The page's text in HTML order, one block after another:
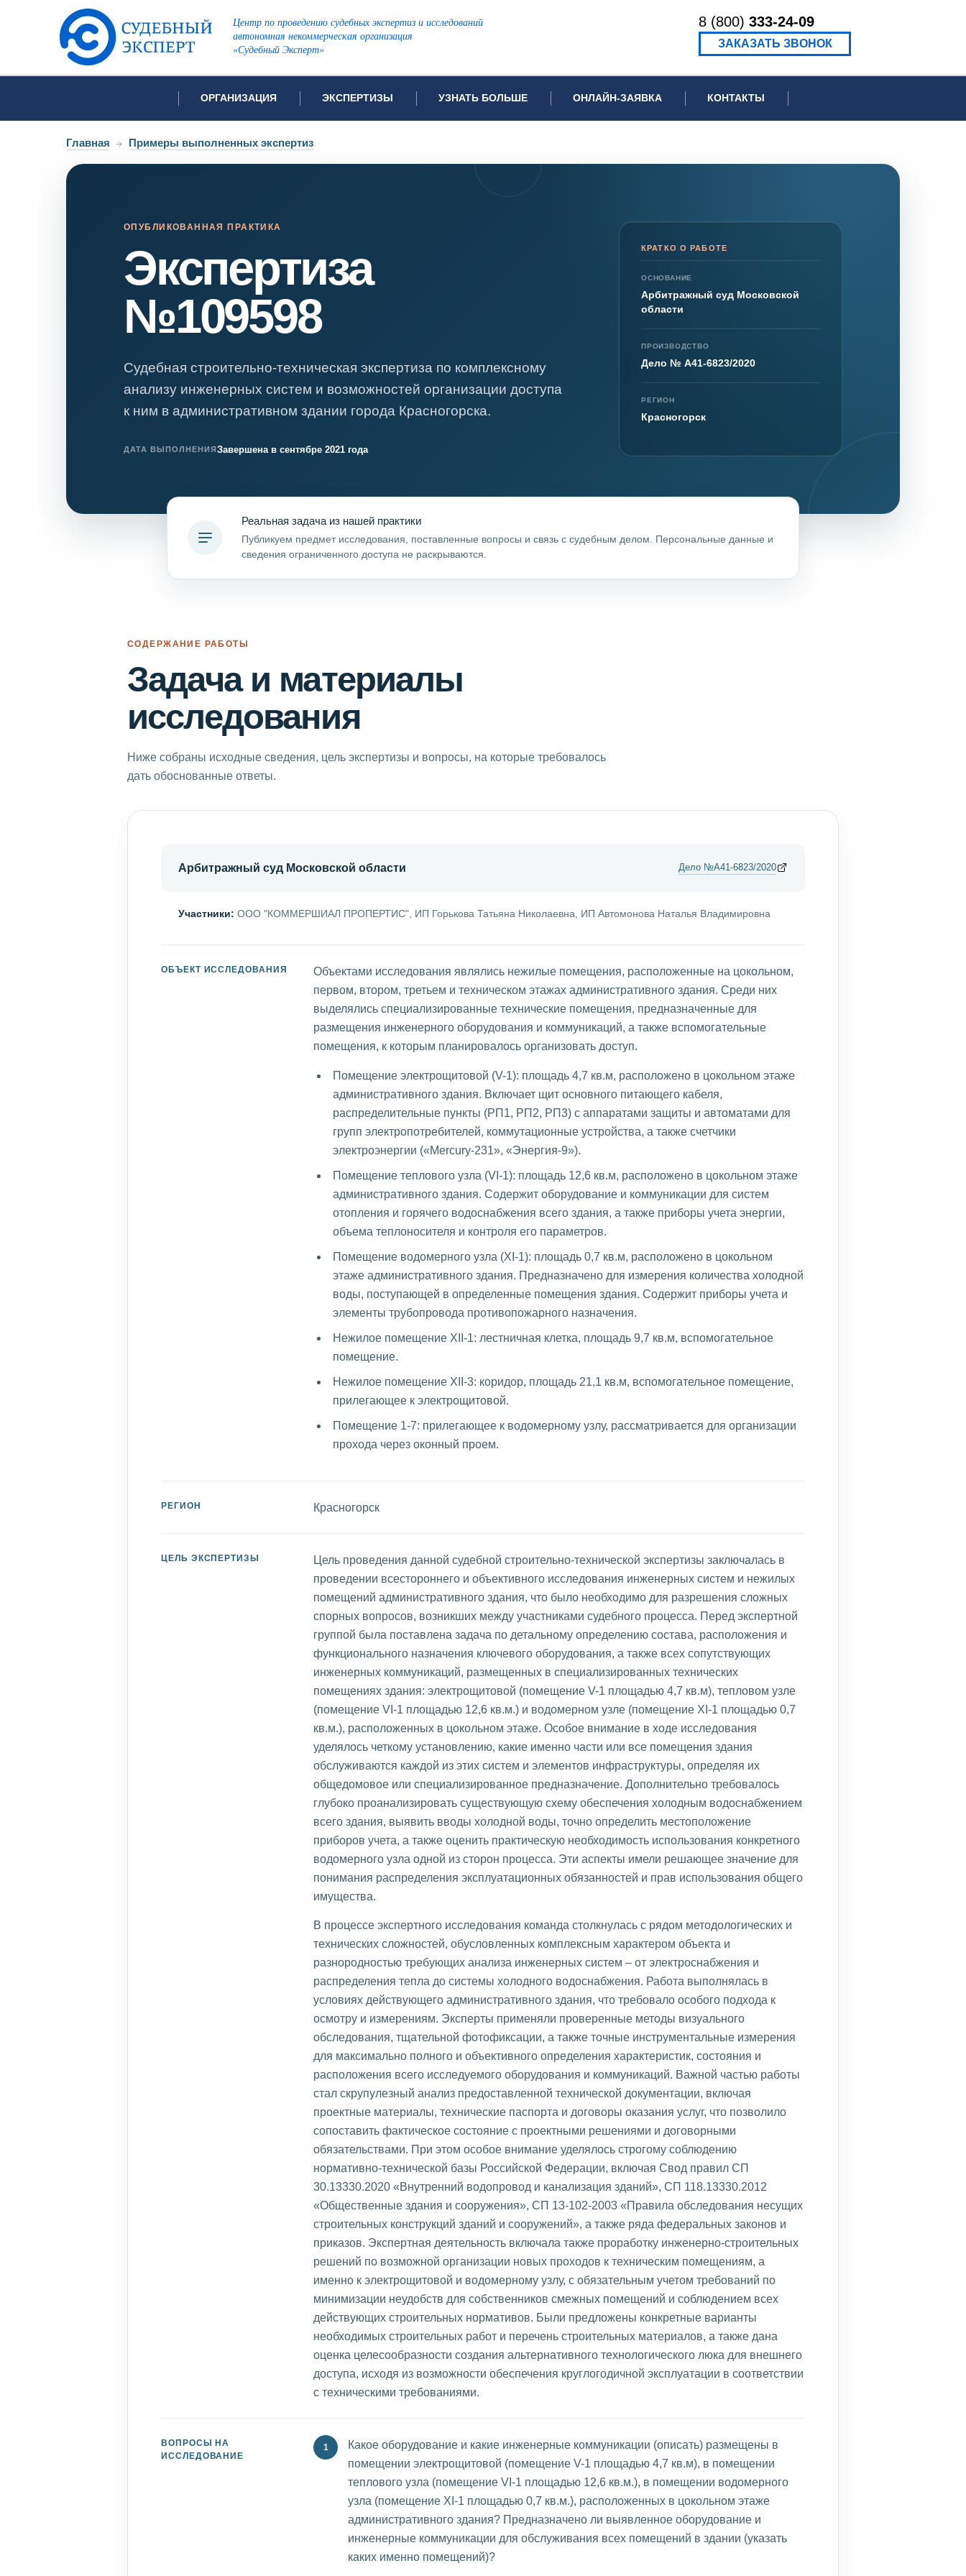
Центр по проведению судебных экспертиз и исследований
автономная некоммерческая организация
«Судебный Эксперт»
8 (800) 333-24-09
ЗАКАЗАТЬ ЗВОНОК
ОРГАНИЗАЦИЯ
Об организации
Лицензии и аккредитации
Для СМИ
Политика конфиденциальности
ЭКСПЕРТИЗЫ
Список всех видов проводимых экспертиз
Видеотехническая экспертиза
Лингвистическая экспертиза
Оценочная экспертиза
Пожарно-техническая экспертиза
Психиатрическая экспертиза
Фоноскопическая экспертиза
Химическая экспертиза
Экономическая экспертиза
Экспертиза давности создания документа
УЗНАТЬ БОЛЬШЕ
Видео
Частые вопросы
ОНЛАЙН-ЗАЯВКА
Заявка на проведение экспертизы
КОНТАКТЫ
Главная → Примеры выполненных экспертиз
ОПУБЛИКОВАННАЯ ПРАКТИКА
Экспертиза
№109598
Судебная строительно-техническая экспертиза по комплексному
анализу инженерных систем и возможностей организации доступа
к ним в административном здании города Красногорска.
ДАТА ВЫПОЛНЕНИЯЗавершена в сентябре 2021 года
КРАТКО О РАБОТЕ
ОСНОВАНИЕ
Арбитражный суд Московской
области
ПРОИЗВОДСТВО
Дело № А41-6823/2020
РЕГИОН
Красногорск
Реальная задача из нашей практики
Публикуем предмет исследования, поставленные вопросы и связь с судебным делом. Персональные данные и
сведения ограниченного доступа не раскрываются.
СОДЕРЖАНИЕ РАБОТЫ
Задача и материалы
исследования
Ниже собраны исходные сведения, цель экспертизы и вопросы, на которые требовалось
дать обоснованные ответы.
Арбитражный суд Московской области Дело №А41-6823/2020
Участники: ООО "КОММЕРШИАЛ ПРОПЕРТИС", ИП Горькова Татьяна Николаевна, ИП Автомонова Наталья Владимировна
ОБЪЕКТ ИССЛЕДОВАНИЯ
Объектами исследования являлись нежилые помещения, расположенные на цокольном,
первом, втором, третьем и техническом этажах административного здания. Среди них
выделялись специализированные технические помещения, предназначенные для
размещения инженерного оборудования и коммуникаций, а также вспомогательные
помещения, к которым планировалось организовать доступ.
Помещение электрощитовой (V-1): площадь 4,7 кв.м, расположено в цокольном этаже
административного здания. Включает щит основного питающего кабеля,
распределительные пункты (РП1, РП2, РП3) с аппаратами защиты и автоматами для
групп электропотребителей, коммутационные устройства, а также счетчики
электроэнергии («Mercury-231», «Энергия-9»).
Помещение теплового узла (VI-1): площадь 12,6 кв.м, расположено в цокольном этаже
административного здания. Содержит оборудование и коммуникации для систем
отопления и горячего водоснабжения всего здания, а также приборы учета энергии,
объема теплоносителя и контроля его параметров.
Помещение водомерного узла (XI-1): площадь 0,7 кв.м, расположено в цокольном
этаже административного здания. Предназначено для измерения количества холодной
воды, поступающей в определенные помещения здания. Содержит приборы учета и
элементы трубопровода противопожарного назначения.
Нежилое помещение XII-1: лестничная клетка, площадь 9,7 кв.м, вспомогательное
помещение.
Нежилое помещение XII-3: коридор, площадь 21,1 кв.м, вспомогательное помещение,
прилегающее к электрощитовой.
Помещение 1-7: прилегающее к водомерному узлу, рассматривается для организации
прохода через оконный проем.
РЕГИОН Красногорск
ЦЕЛЬ ЭКСПЕРТИЗЫ
Цель проведения данной судебной строительно-технической экспертизы заключалась в
проведении всестороннего и объективного исследования инженерных систем и нежилых
помещений административного здания, что было необходимо для разрешения сложных
спорных вопросов, возникших между участниками судебного процесса. Перед экспертной
группой была поставлена задача по детальному определению состава, расположения и
функционального назначения ключевого оборудования, а также всех сопутствующих
инженерных коммуникаций, размещенных в специализированных технических
помещениях здания: электрощитовой (помещение V-1 площадью 4,7 кв.м), тепловом узле
(помещение VI-1 площадью 12,6 кв.м.) и водомерном узле (помещение XI-1 площадью 0,7
кв.м.), расположенных в цокольном этаже. Особое внимание в ходе исследования
уделялось четкому установлению, какие именно части или все помещения здания
обслуживаются каждой из этих систем и элементов инфраструктуры, определяя их
общедомовое или специализированное предназначение. Дополнительно требовалось
глубоко проанализировать существующую схему обеспечения холодным водоснабжением
всего здания, выявить вводы холодной воды, точно определить местоположение
приборов учета, а также оценить практическую необходимость использования конкретного
водомерного узла одной из сторон процесса. Эти аспекты имели решающее значение для
понимания распределения эксплуатационных обязанностей и прав использования общего
имущества.
В процессе экспертного исследования команда столкнулась с рядом методологических и
технических сложностей, обусловленных комплексным характером объекта и
разнородностью требующих анализа инженерных систем – от электроснабжения и
распределения тепла до системы холодного водоснабжения. Работа выполнялась в
условиях действующего административного здания, что требовало особого подхода к
осмотру и измерениям. Эксперты применяли проверенные методы визуального
обследования, тщательной фотофиксации, а также точные инструментальные измерения
для максимально полного и объективного определения характеристик, состояния и
расположения всего исследуемого оборудования и коммуникаций. Важной частью работы
стал скрупулезный анализ предоставленной технической документации, включая
проектные материалы, технические паспорта и договоры оказания услуг, что позволило
сопоставить фактическое состояние с проектными решениями и договорными
обязательствами. При этом особое внимание уделялось строгому соблюдению
нормативно-технической базы Российской Федерации, включая Свод правил СП
30.13330.2020 «Внутренний водопровод и канализация зданий», СП 118.13330.2012
«Общественные здания и сооружения», СП 13-102-2003 «Правила обследования несущих
строительных конструкций зданий и сооружений», а также ряда федеральных законов и
приказов. Экспертная деятельность включала также проработку инженерно-строительных
решений по возможной организации новых проходов к техническим помещениям, а
именно к электрощитовой и водомерному узлу, с обязательным учетом требований по
минимизации неудобств для собственников смежных помещений и соблюдением всех
действующих строительных нормативов. Были предложены конкретные варианты
необходимых строительных работ и перечень строительных материалов, а также дана
оценка целесообразности создания альтернативного технологического люка для внешнего
доступа, исходя из возможности обеспечения круглогодичной эксплуатации в соответствии
с техническими требованиями.
ВОПРОСЫ НА
ИССЛЕДОВАНИЕ
Какое оборудование и какие инженерные коммуникации (описать) размещены в
помещении электрощитовой (помещение V-1 площадью 4,7 кв.м), в помещении
теплового узла (помещение VI-1 площадью 12,6 кв.м.), в помещении водомерного
узла (помещение XI-1 площадью 0,7 кв.м.), расположенных в цокольном этаже
административного здания? Предназначено ли выявленное оборудование и
инженерные коммуникации для обслуживания всех помещений в здании (указать
каких именно помещений)?